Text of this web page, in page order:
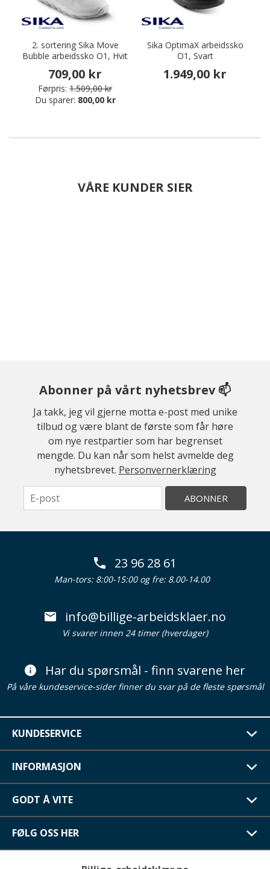
2. sortering Sika Move
Bubble arbeidssko O1, Hvit
709,00 kr
Førpris: 1.509,00 kr
Du sparer: 800,00 kr
Sika OptimaX arbeidssko
O1, Svart
1.949,00 kr
VÅRE KUNDER SIER
Abonner på vårt nyhetsbrev 📫
Ja takk, jeg vil gjerne motta e-post med unike
tilbud og være blant de første som får høre
om nye restpartier som har begrenset
mengde. Du kan når som helst avmelde deg
nyhetsbrevet. Personvernerklæring
ABONNER
23 96 28 61
Man-tors: 8:00-15:00 og fre: 8.00-14.00
info@billige-arbeidsklaer.no
Vi svarer innen 24 timer (hverdager)
Har du spørsmål - finn svarene her
På våre kundeservice-sider finner du svar på de fleste spørsmål
KUNDESERVICE
INFORMASJON
GODT Å VITE
FØLG OSS HER